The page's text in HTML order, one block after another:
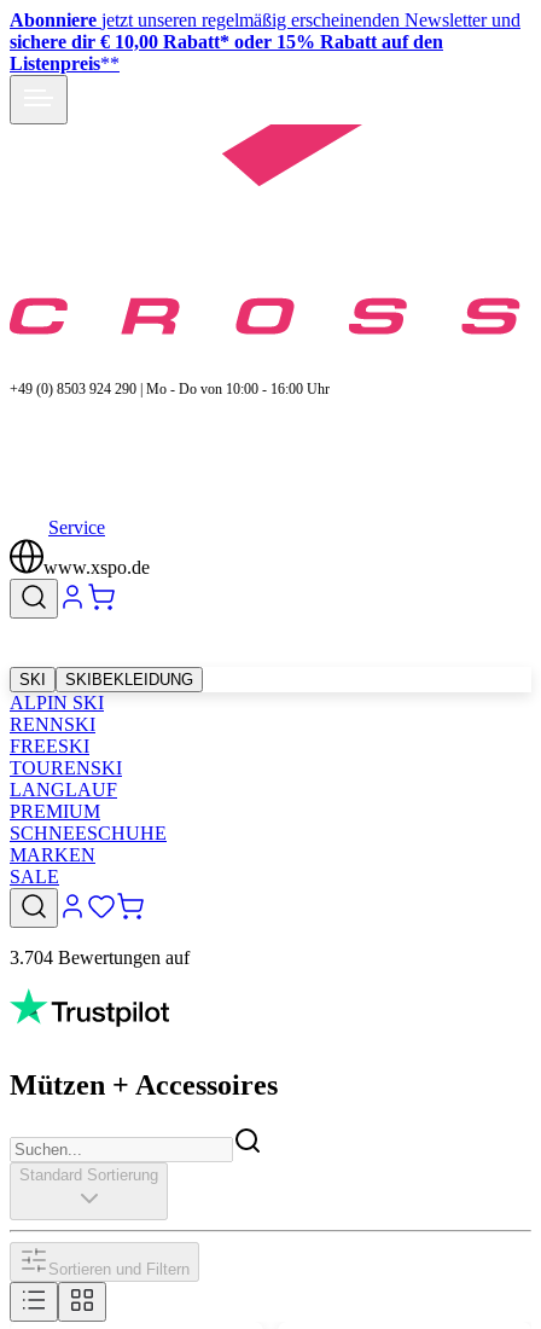
Abonniere jetzt unseren regelmäßig erscheinenden Newsletter und
sichere dir € 10,00 Rabatt* oder 15% Rabatt auf den
Listenpreis**
+49 (0) 8503 924 290 | Mo - Do von 10:00 - 16:00 Uhr
Service
www.xspo.de
SKI SKIBEKLEIDUNG
ALPIN SKI
RENNSKI
FREESKI
TOURENSKI
LANGLAUF
PREMIUM
SCHNEESCHUHE
MARKEN
SALE
3.704 Bewertungen auf
Mützen + Accessoires
Standard Sortierung
Sortieren und Filtern